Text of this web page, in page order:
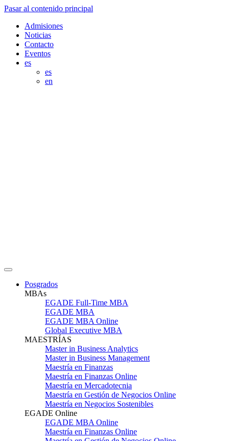
Pasar al contenido principal
Admisiones
Noticias
Contacto
Eventos
es
es
en
Posgrados
MBAs
EGADE Full-Time MBA
EGADE MBA
EGADE MBA Online
Global Executive MBA
MAESTRÍAS
Master in Business Analytics
Master in Business Management
Maestría en Finanzas
Maestría en Finanzas Online
Maestría en Mercadotecnia
Maestría en Gestión de Negocios Online
Maestría en Negocios Sostenibles
EGADE Online
EGADE MBA Online
Maestría en Finanzas Online